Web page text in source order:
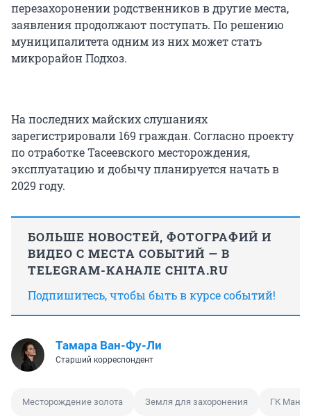
перезахоронении родственников в другие места,
заявления продолжают поступать. По решению
муниципалитета одним из них может стать
микрорайон Подхоз.
На последних майских слушаниях
зарегистрировали 169 граждан. Согласно проекту
по отработке Тасеевского месторождения,
эксплуатацию и добычу планируется начать в
2029 году.
БОЛЬШЕ НОВОСТЕЙ, ФОТОГРАФИЙ И
ВИДЕО С МЕСТА СОБЫТИЙ — В
TELEGRAM-КАНАЛЕ CHITA.RU
Подпишитесь, чтобы быть в курсе событий!
Тамара Ван-Фу-Ли
Старший корреспондент
Месторождение золота Земля для захоронения ГК